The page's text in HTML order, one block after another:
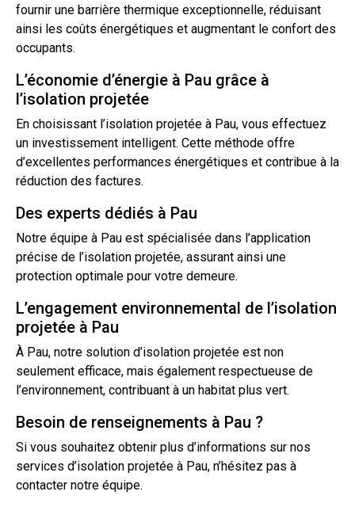
fournir une barrière thermique exceptionnelle, réduisant
ainsi les coûts énergétiques et augmentant le confort des
occupants.
L’économie d’énergie à Pau grâce à
l’isolation projetée
En choisissant l’isolation projetée à Pau, vous effectuez
un investissement intelligent. Cette méthode offre
d’excellentes performances énergétiques et contribue à la
réduction des factures.
Des experts dédiés à Pau
Notre équipe à Pau est spécialisée dans l’application
précise de l’isolation projetée, assurant ainsi une
protection optimale pour votre demeure.
L’engagement environnemental de l’isolation
projetée à Pau
À Pau, notre solution d’isolation projetée est non
seulement efficace, mais également respectueuse de
l’environnement, contribuant à un habitat plus vert.
Besoin de renseignements à Pau ?
Si vous souhaitez obtenir plus d’informations sur nos
services d’isolation projetée à Pau, n’hésitez pas à
contacter notre équipe.